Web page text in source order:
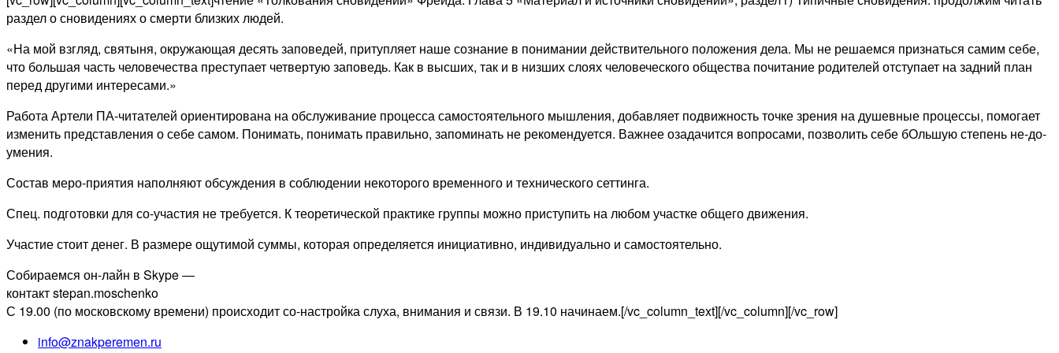
раздел о сновидениях о смерти близких людей.
«На мой взгляд, святыня, окружающая десять заповедей, притупляет наше сознание в понимании действительного положения дела. Мы не решаемся признаться самим себе,
что большая часть человечества преступает четвертую заповедь. Как в высших, так и в низших слоях человеческого общества почитание родителей отступает на задний план
перед другими интересами.»
Работа Артели ПА-читателей ориентирована на обслуживание процесса самостоятельного мышления, добавляет подвижность точке зрения на душевные процессы, помогает
изменить представления о себе самом. Понимать, понимать правильно, запоминать не рекомендуется. Важнее озадачится вопросами, позволить себе бОльшую степень не-до-
умения.
Состав меро-приятия наполняют обсуждения в соблюдении некоторого временного и технического сеттинга.
Спец. подготовки для со-участия не требуется. К теоретической практике группы можно приступить на любом участке общего движения.
Участие стоит денег. В размере ощутимой суммы, которая определяется инициативно, индивидуально и самостоятельно.
Собираемся он-лайн в Skype —
контакт stepan.moschenko
С 19.00 (по московскому времени) происходит со-настройка слуха, внимания и связи. В 19.10 начинаем.[/vc_column_text][/vc_column][/vc_row]
info@znakperemen.ru